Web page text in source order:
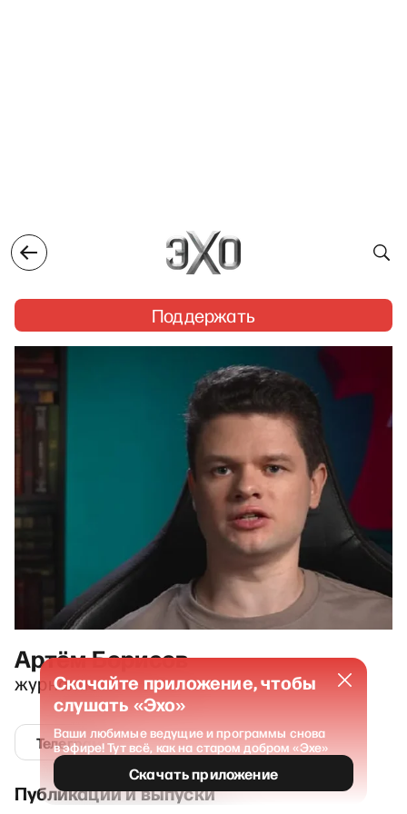
Поддержать
Артём Борисов
журналист
Телеграм
Публикации и выпуски
Скачайте приложение, чтобы
слушать «Эхо»
Ваши любимые ведущие и программы снова
в эфире! Тут всё, как на старом добром «Эхе»
Скачать приложение